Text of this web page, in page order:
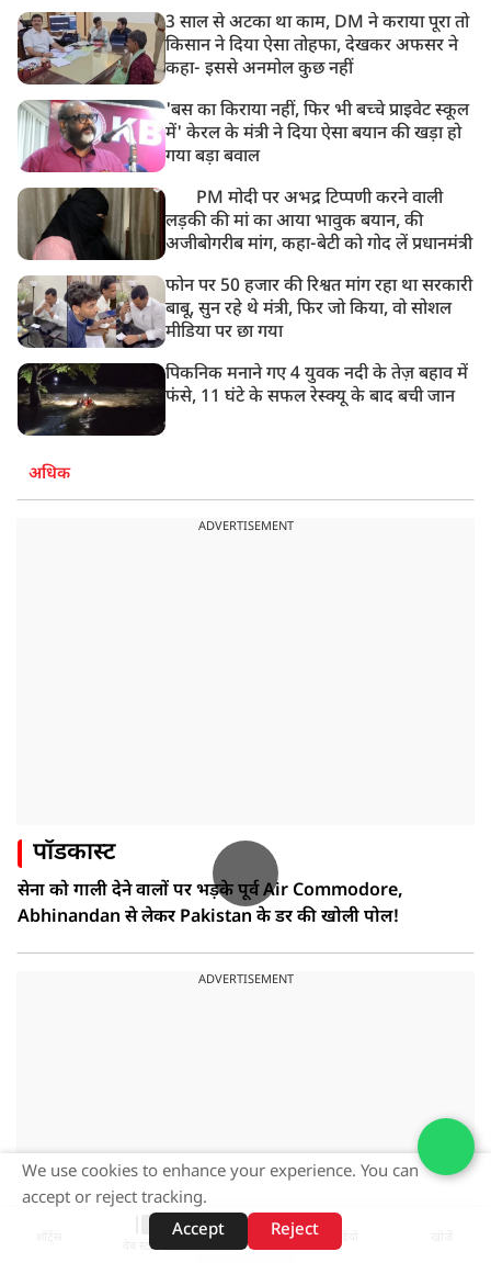
9:23 AM
सलमान खान के घर के बाहर ड्यूटी पर तैनात पुलिसकर्मी की मौत,
अचानक बिगड़ी थी तबीयत
3 साल से अटका था काम, DM ने कराया पूरा तो
किसान ने दिया ऐसा तोहफा, देखकर अफसर ने
कहा- इससे अनमोल कुछ नहीं
'बस का किराया नहीं, फिर भी बच्चे प्राइवेट स्कूल
में' केरल के मंत्री ने दिया ऐसा बयान की खड़ा हो
गया बड़ा बवाल
PM मोदी पर अभद्र टिप्पणी करने वाली
लड़की की मां का आया भावुक बयान, की
अजीबोगरीब मांग, कहा-बेटी को गोद लें प्रधानमंत्री
फोन पर 50 हजार की रिश्वत मांग रहा था सरकारी
बाबू, सुन रहे थे मंत्री, फिर जो किया, वो सोशल
मीडिया पर छा गया
पिकनिक मनाने गए 4 युवक नदी के तेज़ बहाव में
फंसे, 11 घंटे के सफल रेस्क्यू के बाद बची जान
अधिक
ADVERTISEMENT
पॉडकास्ट
सेना को गाली देने वालों पर भड़के पूर्व Air Commodore,
Abhinandan से लेकर Pakistan के डर की खोली पोल!
ADVERTISEMENT
वेब स्टोरीज़
We use cookies to enhance your experience. You can
accept or reject tracking.
Accept
Reject